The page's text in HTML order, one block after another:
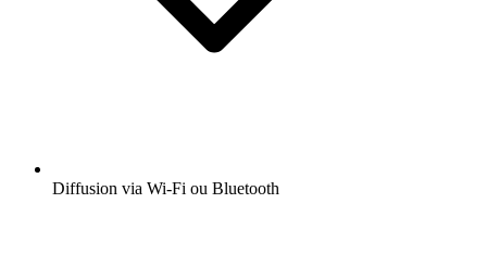
Diffusion via Wi-Fi ou Bluetooth